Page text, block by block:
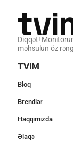
Diqqət!
məhsulun öz
TVIM
Bloq
Brendlər
Haqqımızda
Əlaqə